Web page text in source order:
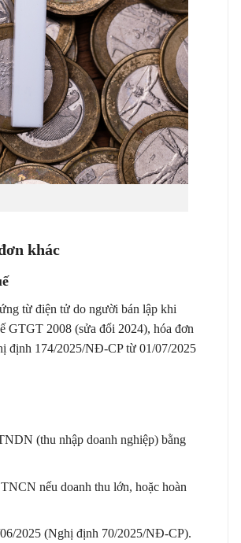
khác
từ điện tử do người bán lập khi
GTGT 2008 (sửa đổi 2024), hóa đơn
định 174/2025/NĐ-CP từ 01/07/2025
(thu nhập doanh nghiệp) bằng
nếu doanh thu lớn, hoặc hoàn
2025 (Nghị định 70/2025/NĐ-CP).